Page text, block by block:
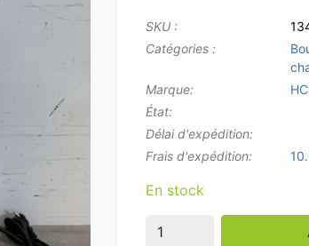
SKU :
Catégories :
Marque:
État:
Délai d'expédition:
Frais d'expédition:
En stock
quantité de Bouilloire